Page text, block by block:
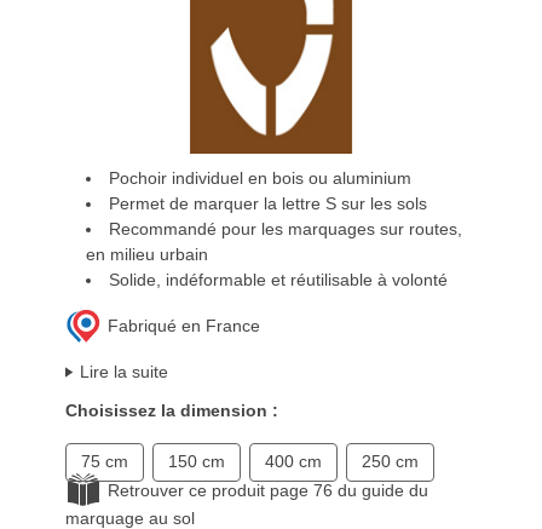
Pochoir individuel en bois ou aluminium
Permet de marquer la lettre S sur les sols
Recommandé pour les marquages sur routes,
en milieu urbain
Solide, indéformable et réutilisable à volonté
Fabriqué en France
Lire la suite
Choisissez la dimension :
75 cm 150 cm 400 cm
250 cm
Retrouver ce produit page 76 du guide du
marquage au sol